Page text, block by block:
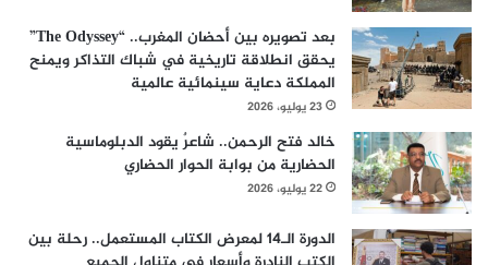
بعد تصويره بين أحضان المغرب.. “The Odyssey”
يحقق انطلاقة تاريخية في شباك التذاكر ويمنح
المملكة دعاية سينمائية عالمية
23 يوليو، 2026
خالد فتح الرحمن.. شاعرٌ يقود الدبلوماسية
الحضارية من بوابة الحوار الحضاري
22 يوليو، 2026
الدورة الـ14 لمعرض الكتاب المستعمل.. رحلة بين